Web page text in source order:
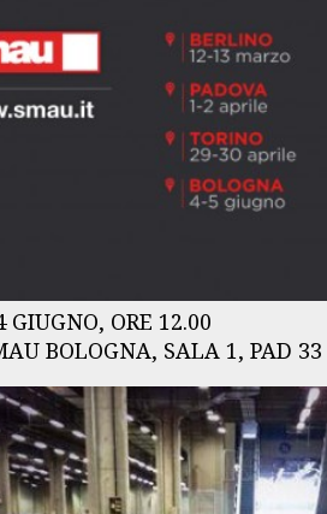
GIUGNO, ORE 12.00
BOLOGNA, SALA 1, PAD 33